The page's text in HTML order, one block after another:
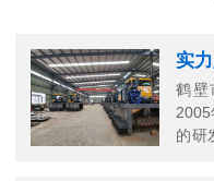
实
鹤壁
的研